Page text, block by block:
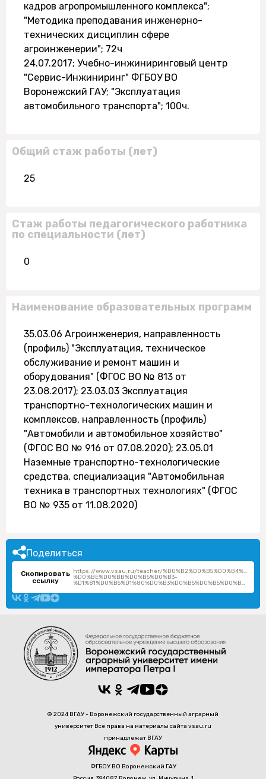
кадров агропромышленного комплекса";
"Методика преподавания инженерно-
технических дисциплин сфере
агроинженерии"; 72ч
24.07.2017; Учебно-инжиниринговый центр
"Сервис-Инжиниринг" ФГБОУ ВО
Воронежский ГАУ; "Эксплуатация
автомобильного транспорта"; 100ч.
Общий стаж работы (лет)
25
Стаж работы педагогического работника
по специальности (лет)
0
Наименование образовательных программ
35.03.06 Агроинженерия, направленность
(профиль) "Эксплуатация, техническое
обслуживание и ремонт машин и
оборудования" (ФГОС ВО № 813 от
23.08.2017); 23.03.03 Эксплуатация
транспортно-технологических машин и
комплексов, направленность (профиль)
"Автомобили и автомобильное хозяйство"
(ФГОС ВО № 916 от 07.08.2020); 23.05.01
Наземные транспортно-технологические
средства, специализация "Автомобильная
техника в транспортных технологиях" (ФГОС
ВО № 935 от 11.08.2020)
Поделиться
Скопировать
ссылку
https://www.vsau.ru/teacher/
%D0%BE%D0%BB%D0%B5%D0%B3-
%D1%81%D0%B5%D1%80%D0%B3%D0%B5%D0%B5%D0%B2%D0%B8%D1%87/
© 2024 ВГАУ - Воронежский государственный аграрный
университет Все права на материалы сайта vsau.ru
принадлежат ВГАУ
ФГБОУ ВО Воронежский ГАУ